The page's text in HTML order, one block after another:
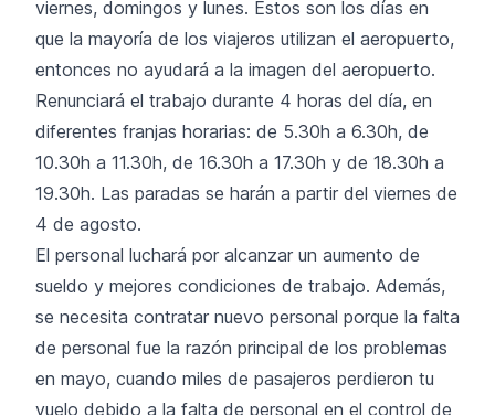
viernes, domingos y lunes. Estos son los días en
que la mayoría de los viajeros utilizan el aeropuerto,
entonces no ayudará a la imagen del aeropuerto.
Renunciará el trabajo durante 4 horas del día, en
diferentes franjas horarias: de 5.30h a 6.30h, de
10.30h a 11.30h, de 16.30h a 17.30h y de 18.30h a
19.30h. Las paradas se harán a partir del viernes de
4 de agosto.
El personal luchará por alcanzar un aumento de
sueldo y mejores condiciones de trabajo. Además,
se necesita contratar nuevo personal porque la falta
de personal fue la razón principal de los problemas
en mayo, cuando miles de pasajeros perdieron tu
vuelo debido a la falta de personal en el control de